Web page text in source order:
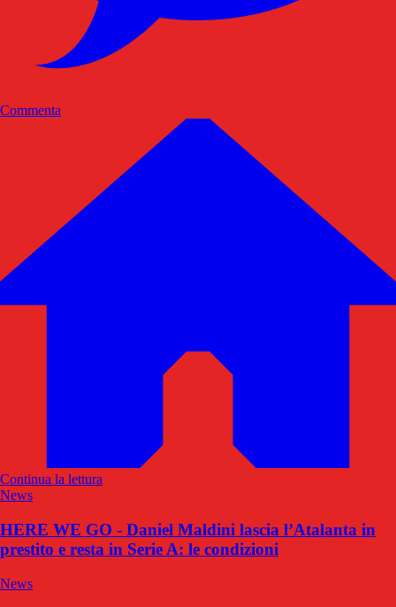
Commenta
Continua la lettura
News
HERE WE GO - Daniel Maldini lascia l’Atalanta in
prestito e resta in Serie A: le condizioni
News